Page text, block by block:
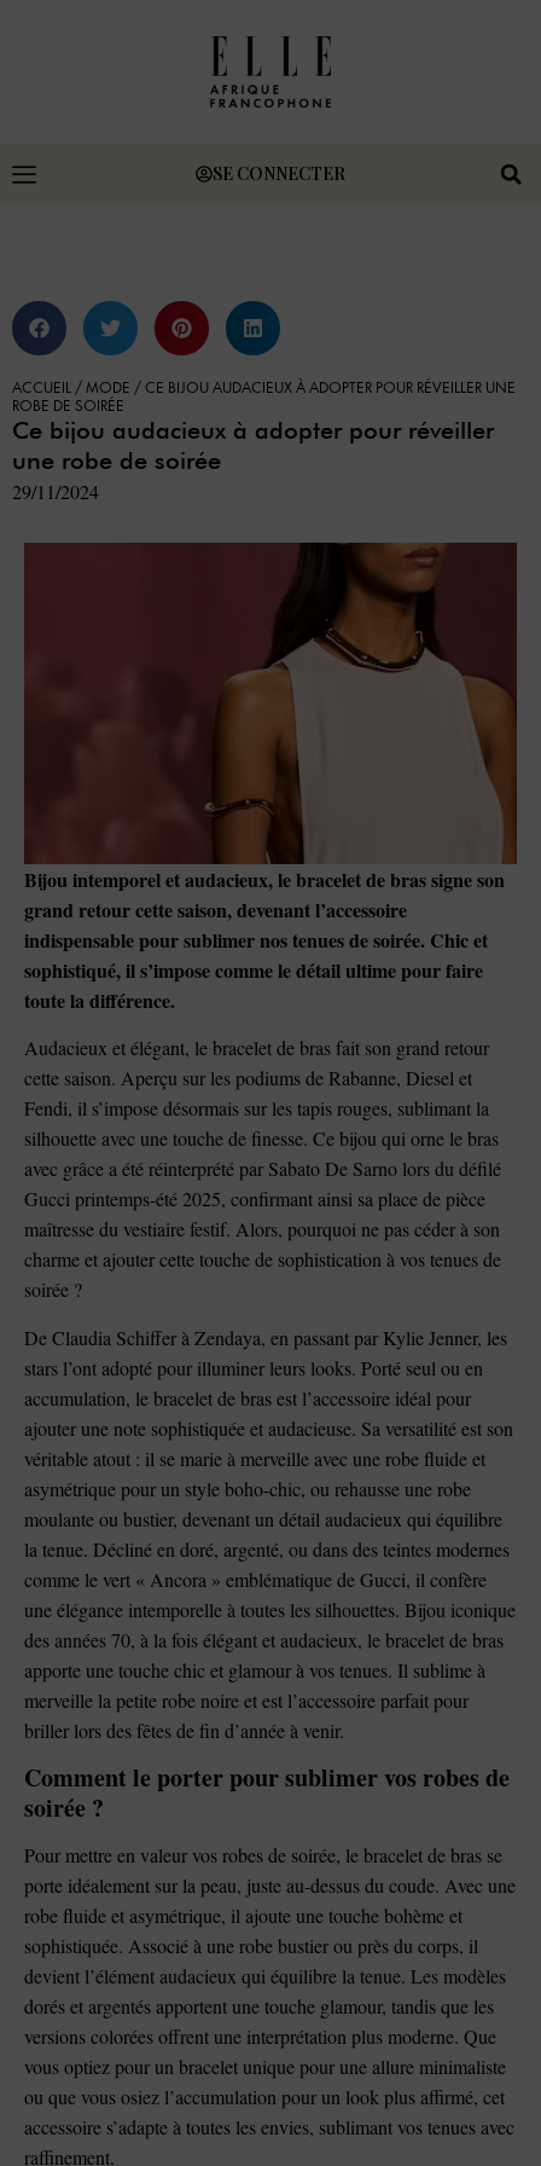
SE CONNECTER
ACCUEIL / MODE / CE BIJOU AUDACIEUX À ADOPTER POUR RÉVEILLER UNE
ROBE DE SOIRÉE
Ce bijou audacieux à adopter pour réveiller
une robe de soirée
29/11/2024
Bijou intemporel et audacieux, le bracelet de bras signe son
grand retour cette saison, devenant l’accessoire
indispensable pour sublimer nos tenues de soirée. Chic et
sophistiqué, il s’impose comme le détail ultime pour faire
toute la différence.
Audacieux et élégant, le bracelet de bras fait son grand retour
cette saison. Aperçu sur les podiums de Rabanne, Diesel et
Fendi, il s’impose désormais sur les tapis rouges, sublimant la
silhouette avec une touche de finesse. Ce bijou qui orne le bras
avec grâce a été réinterprété par Sabato De Sarno lors du défilé
Gucci printemps-été 2025, confirmant ainsi sa place de pièce
maîtresse du vestiaire festif. Alors, pourquoi ne pas céder à son
charme et ajouter cette touche de sophistication à vos tenues de
soirée ?
De Claudia Schiffer à Zendaya, en passant par Kylie Jenner, les
stars l’ont adopté pour illuminer leurs looks. Porté seul ou en
accumulation, le bracelet de bras est l’accessoire idéal pour
ajouter une note sophistiquée et audacieuse. Sa versatilité est son
véritable atout : il se marie à merveille avec une robe fluide et
asymétrique pour un style boho-chic, ou rehausse une robe
moulante ou bustier, devenant un détail audacieux qui équilibre
la tenue. Décliné en doré, argenté, ou dans des teintes modernes
comme le vert « Ancora » emblématique de Gucci, il confère
une élégance intemporelle à toutes les silhouettes. Bijou iconique
des années 70, à la fois élégant et audacieux, le bracelet de bras
apporte une touche chic et glamour à vos tenues. Il sublime à
merveille la petite robe noire et est l’accessoire parfait pour
briller lors des fêtes de fin d’année à venir.
Comment le porter pour sublimer vos robes de
soirée ?
Pour mettre en valeur vos robes de soirée, le bracelet de bras se
porte idéalement sur la peau, juste au-dessus du coude. Avec une
robe fluide et asymétrique, il ajoute une touche bohème et
sophistiquée. Associé à une robe bustier ou près du corps, il
devient l’élément audacieux qui équilibre la tenue. Les modèles
dorés et argentés apportent une touche glamour, tandis que les
versions colorées offrent une interprétation plus moderne. Que
vous optiez pour un bracelet unique pour une allure minimaliste
ou que vous osiez l’accumulation pour un look plus affirmé, cet
accessoire s’adapte à toutes les envies, sublimant vos tenues avec
raffinement.